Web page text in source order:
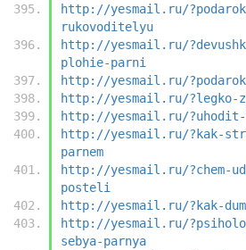
http://yesmail.ru/
rukovoditelyu
http://yesmail.ru/
plohie-parni
http://yesmail.ru/
http://yesmail.ru/?legko-
http://yesmail.ru/
http://yesmail.ru/?kak-
parnem
http://yesmail.ru/?chem-
posteli
http://yesmail.ru/?kak-
http://yesmail.ru/
sebya-parnya